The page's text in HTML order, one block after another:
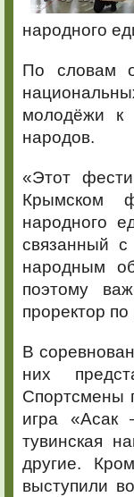
народного
По словам
молодёжи к
народов.
«Этот
Крымском
народного
связанный с
народным
поэтому
проректор
В
них
Спортсмены
игра «Асак
тувинская
другие.
выступили